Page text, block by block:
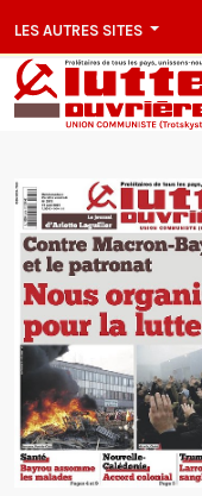
LES AUTRES SITES